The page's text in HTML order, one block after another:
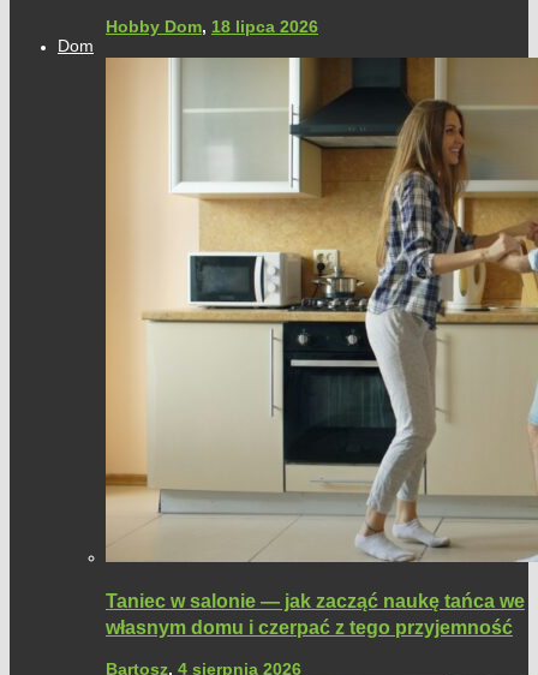
Hobby Dom, 18 lipca 2026
Dom
Taniec w salonie — jak zacząć naukę tańca we
własnym domu i czerpać z tego przyjemność
Bartosz, 4 sierpnia 2026